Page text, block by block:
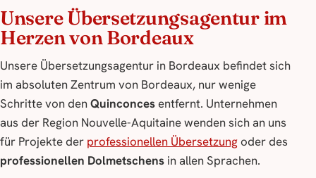
Unsere Übersetzungsagentur im
Herzen von Bordeaux
Unsere Übersetzungsagentur in Bordeaux befindet sich
im absoluten Zentrum von Bordeaux, nur wenige
Schritte von denQuinconcesentfernt. Unternehmen
aus der Region Nouvelle-Aquitaine wenden sich an uns
für Projekte der professionellen Übersetzungoder des
professionellen Dolmetschens in allen Sprachen.